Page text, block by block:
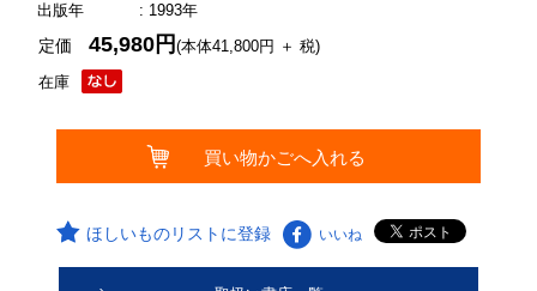
出版年
: 1993年
在庫
定価45,980円(本体41,800円 ＋ 税)
ほしいものリストに登録 いいね